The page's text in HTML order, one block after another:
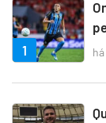
1